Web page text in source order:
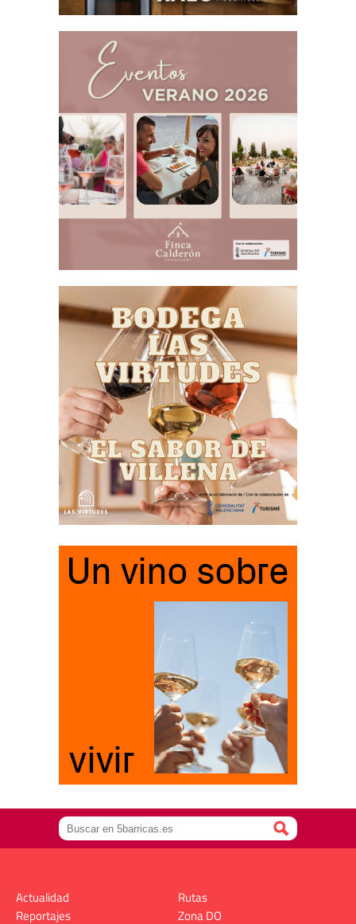
Actualidad
Reportajes
Rutas
Zona DO